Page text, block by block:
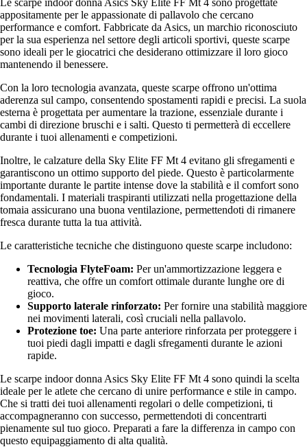
appositamente per le appassionate di pallavolo che cercano
performance e comfort. Fabbricate da Asics, un marchio riconosciuto
per la sua esperienza nel settore degli articoli sportivi, queste scarpe
sono ideali per le giocatrici che desiderano ottimizzare il loro gioco
mantenendo il benessere.
Con la loro tecnologia avanzata, queste scarpe offrono un'ottima
aderenza sul campo, consentendo spostamenti rapidi e precisi. La suola
esterna è progettata per aumentare la trazione, essenziale durante i
cambi di direzione bruschi e i salti. Questo ti permetterà di eccellere
durante i tuoi allenamenti e competizioni.
Inoltre, le calzature della Sky Elite FF Mt 4 evitano gli sfregamenti e
garantiscono un ottimo supporto del piede. Questo è particolarmente
importante durante le partite intense dove la stabilità e il comfort sono
fondamentali. I materiali traspiranti utilizzati nella progettazione della
tomaia assicurano una buona ventilazione, permettendoti di rimanere
fresca durante tutta la tua attività.
Le caratteristiche tecniche che distinguono queste scarpe includono:
Tecnologia FlyteFoam: Per un'ammortizzazione leggera e
reattiva, che offre un comfort ottimale durante lunghe ore di
gioco.
Supporto laterale rinforzato: Per fornire una stabilità maggiore
nei movimenti laterali, così cruciali nella pallavolo.
Protezione toe: Una parte anteriore rinforzata per proteggere i
tuoi piedi dagli impatti e dagli sfregamenti durante le azioni
rapide.
Le scarpe indoor donna Asics Sky Elite FF Mt 4 sono quindi la scelta
ideale per le atlete che cercano di unire performance e stile in campo.
Che si tratti dei tuoi allenamenti regolari o delle competizioni, ti
accompagneranno con successo, permettendoti di concentrarti
pienamente sul tuo gioco. Preparati a fare la differenza in campo con
questo equipaggiamento di alta qualità.